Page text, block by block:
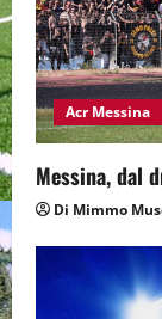
Acr Messina
Messina, dal
Di Mimmo